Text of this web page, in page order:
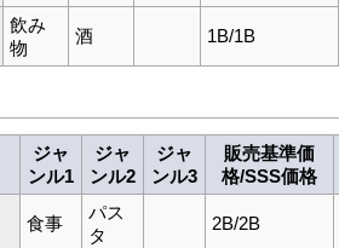
飲み
物
酒 1B/1B
ジャ
ンル1
ジャ
ンル2
ジャ
ンル3
販売基準価
格/SSS価格
食事
パス
タ
2B/2B